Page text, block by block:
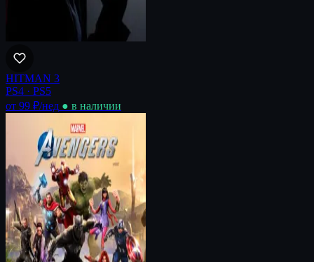
HITMAN 3
PS4 · PS5
от 99 ₽/нед ● в наличии